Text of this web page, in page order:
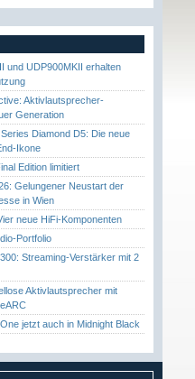
und UDP900MKII erhalten
Aktivlautsprecher-
Generation
Diamond D5: Die neue
Ikone
Edition limitiert
Gelungener Neustart der
in Wien
neue HiFi-Komponenten
Portfolio
Streaming-Verstärker mit 2
Aktivlautsprecher mit
jetzt auch in Midnight Black